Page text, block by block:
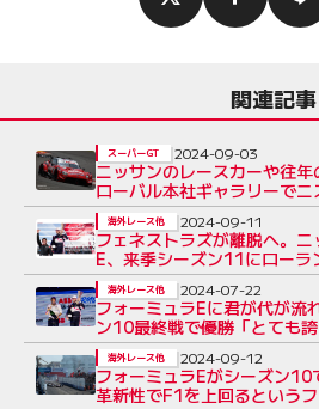
関連記事
ニッサンのレースカーや往
ローバル本社ギャラリーで
開催
スーパーGT 2024-09-03
フェネストラズが離脱へ。
E、来季シーズン11にローラ
海外レース他 2024-09-11
フォーミュラEに君が代が流
ン10最終戦で優勝「とても
ド
海外レース他 2024-07-22
フォーミュラEがシーズン10
革新性でF1を上回るという
海外レース他 2024-09-12